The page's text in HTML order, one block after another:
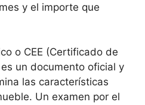
y el importe que
o CEE (Certificado de
un documento oficial y
las características
Un examen por el